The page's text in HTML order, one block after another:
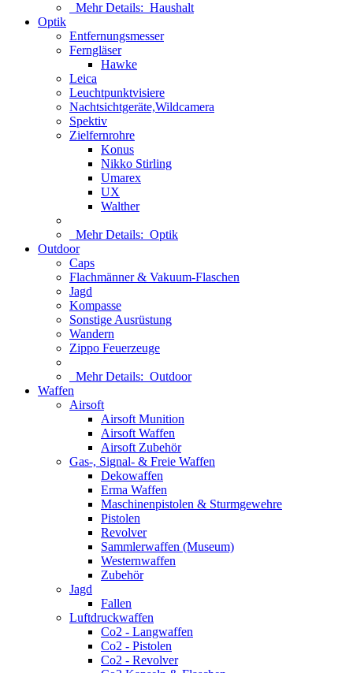
Mehr Details: Haushalt
Optik
Entfernungsmesser
Ferngläser
Hawke
Leica
Leuchtpunktvisiere
Nachtsichtgeräte,Wildcamera
Spektiv
Zielfernrohre
Konus
Nikko Stirling
Umarex
UX
Walther
Mehr Details: Optik
Outdoor
Caps
Flachmänner & Vakuum-Flaschen
Jagd
Kompasse
Sonstige Ausrüstung
Wandern
Zippo Feuerzeuge
Mehr Details: Outdoor
Waffen
Airsoft
Airsoft Munition
Airsoft Waffen
Airsoft Zubehör
Gas-, Signal- & Freie Waffen
Dekowaffen
Erma Waffen
Maschinenpistolen & Sturmgewehre
Pistolen
Revolver
Sammlerwaffen (Museum)
Westernwaffen
Zubehör
Jagd
Fallen
Luftdruckwaffen
Co2 - Langwaffen
Co2 - Pistolen
Co2 - Revolver